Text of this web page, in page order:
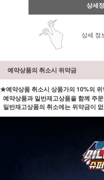
상세
상세 정
예약상품의 취소시 위약금
★예약상품 취소시 상품가의 10%의 위
예약상품과 일반재고상품을 함께 주
일반재고상품의 취소에는 위약금이